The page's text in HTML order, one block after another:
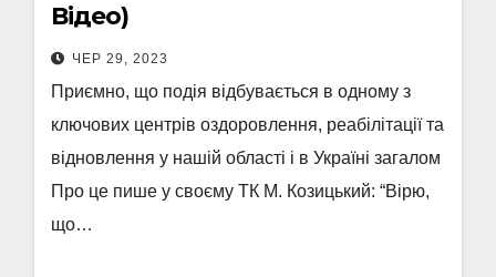
Відео)
ЧЕР 29, 2023
Приємно, що подія відбувається в одному з
ключових центрів оздоровлення, реабілітації та
відновлення у нашій області і в Україні загалом
Про це пише у своєму ТК М. Козицький: “Вірю,
що…